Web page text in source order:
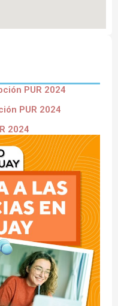
PUR 2024
PUR 2024
2024